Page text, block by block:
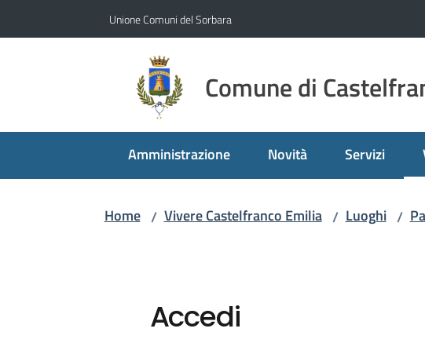
Unione Comuni del Sorbara
Comune di
Amministrazione Novità Servizi
Home / Vivere Castelfranco Emilia / Luoghi /
Accedi